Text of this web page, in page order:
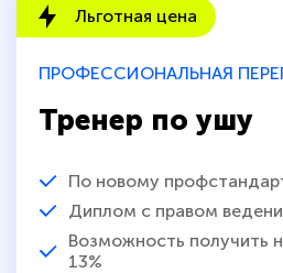
ПРОФЕССИОНАЛЬНАЯ
Тренер по ушу
По новому
Диплом с правом
Возможность получить
13%
Льготная цена